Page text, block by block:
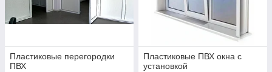
Пластиковые перегородки
ПВХ
Пластиковые ПВХ окна с
установкой